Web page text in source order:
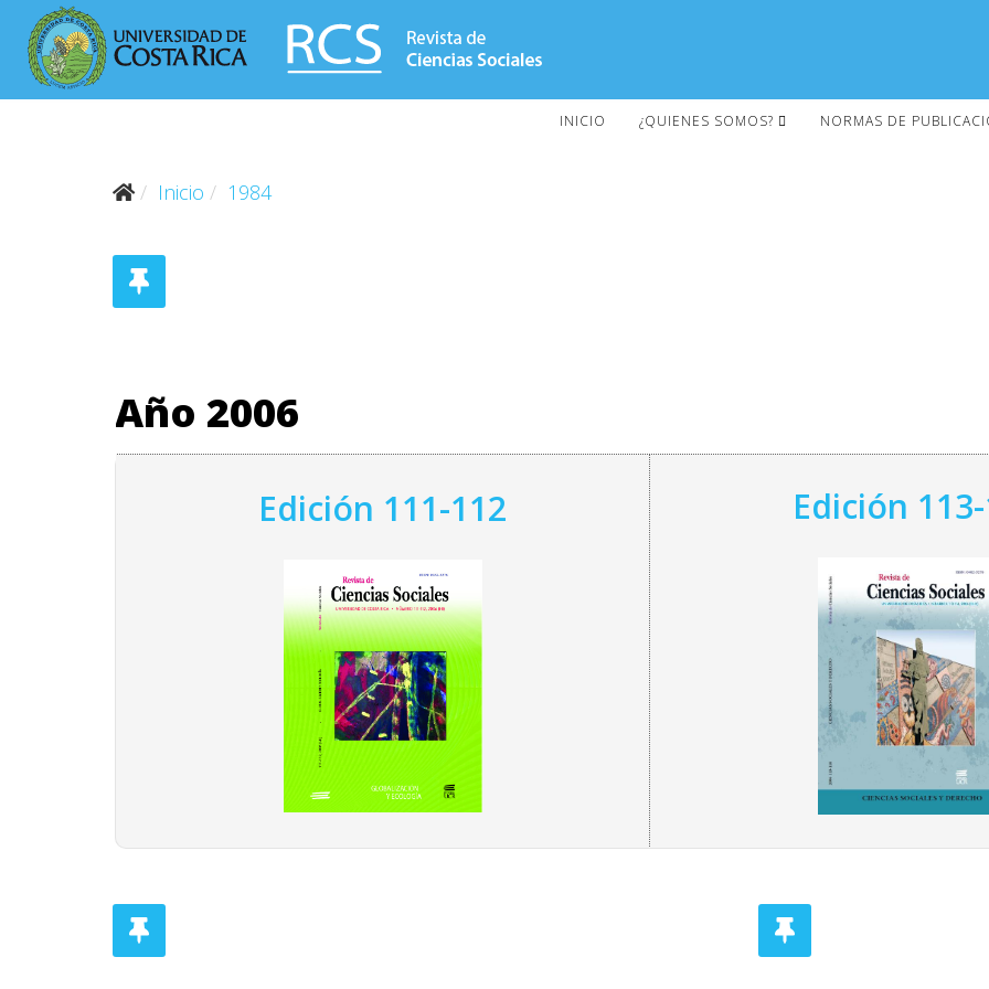
INICIO ¿QUIENES SOMOS? NORMAS DE
Inicio 1984
Año 2006
Edición 111-112 Edición